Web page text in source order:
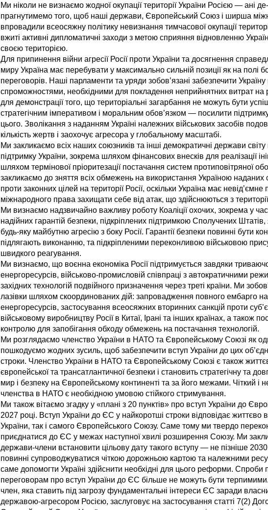
Ми ніколи не визнаємо жодної окупації території України Росією — ані
прагнутимемо того, щоб наші держави, Європейський Союз і ширша
впровадили всеосяжну політику невизнання тимчасової окупації
вжиті активні дипломатичні заходи з метою сприяння відновленню
своєю територією.
Для припинення війни агресії Росії проти України та досягнення
миру Україна має перебувати у максимально сильній позиції як на полі
переговорів. Наші парламенти та уряди зобов’язані забезпечити Україну
спроможностями, необхідними для покладення неприйнятних витрат на
для демонстрації того, що територіальні загарбання не можуть бути
стратегічним імперативом і моральним обов’язком — посилити
цього. Зволікання з наданням Україні належних військових засобів
кількість жертв і заохочує агресора у глобальному масштабі.
Ми закликаємо всіх наших союзників та інші демократичні держави світу
підтримку України, зокрема шляхом фінансових внесків для реалізації
шляхом термінової пріоритезації постачання систем протиповітряної
закликаємо до зняття всіх обмежень на використання Україною наданих
проти законних цілей на території Росії, оскільки Україна має
міжнародного права захищати себе від атак, що здійснюються з території
Ми визнаємо надзвичайно важливу роботу Коаліції охочих, зокрема у
надійних гарантій безпеки, підкріплених підтримкою Сполучених
будь-яку майбутню агресію з боку Росії. Гарантії безпеки повинні бути
підлягають виконанню, та підкріпленими переконливою військовою
швидкого реагування.
Ми визнаємо, що воєнна економіка Росії підтримується завдяки
енергоресурсів, військово-промисловій співпраці з автократичними
західних технологій подвійного призначення через треті країни. Ми
лазівки шляхом скоординованих дій: запровадження повного ембарго на
енергоресурсів, застосування всеосяжних вторинних санкцій проти
військовому виробництву Росії в Китаї, Ірані та інших країнах, а також
контролю для запобігання обходу обмежень на постачання технологій.
Ми розглядаємо членство України в НАТО та Європейському Союзі як
пошкодуємо жодних зусиль, щоб забезпечити вступ України до цих
строки. Членство України в НАТО та Європейському Союзі є також
європейської та трансатлантичної безпеки і становить стратегічну та
мир і безпеку на Європейському континенті та за його межами. Чіткий і
членства в НАТО є необхідною умовою стійкого стримування.
Ми також вітаємо згадку у «плані з 20 пунктів» про вступ України до
2027 році. Вступ України до ЄС у найкоротші строки відповідає життєво
України, так і самого Європейського Союзу. Саме тому ми твердо
приєднатися до ЄС у межах наступної хвилі розширення Союзу. Ми
держави-члени встановити цільову дату такого вступу — не пізніше
повинні супроводжуватися чіткою дорожньою картою та належними
саме допомогти Україні здійснити необхідні для цього реформи.
переговорам про вступ України до ЄС більше не можуть бути
член, яка ставить під загрозу фундаментальні інтереси ЄС заради
державою-агресором Росією, заслуговує на застосування статті 7(2)